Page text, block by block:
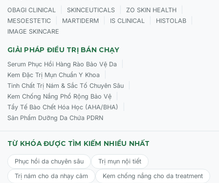
OBAGI CLINICAL SKINCEUTICALS ZO SKIN HEALTH
MESOESTETIC MARTIDERM IS CLINICAL HISTOLAB
IMAGE SKINCARE
GIẢI PHÁP ĐIỀU TRỊ BÁN CHẠY
Serum Phục Hồi Hàng Rào Bảo Vệ Da
Kem Đặc Trị Mụn Chuẩn Y Khoa
Tinh Chất Trị Nám & Sắc Tố Chuyên Sâu
Kem Chống Nắng Phổ Rộng Bảo Vệ
Tẩy Tế Bào Chết Hóa Học (AHA/BHA)
Sản Phẩm Dưỡng Da Chứa PDRN
TỪ KHÓA ĐƯỢC TÌM KIẾM NHIỀU NHẤT
Phục hồi da chuyên sâu
Trị mụn nội tiết
Trị nám cho da nhạy cảm
Kem chống nắng cho da treatment